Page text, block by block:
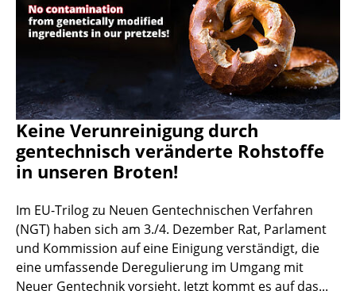
Keine Verunreinigung durch
gentechnisch veränderte Rohstoffe
in unseren Broten!
Im EU-Trilog zu Neuen Gentechnischen Verfahren
(NGT) haben sich am 3./4. Dezember Rat, Parlament
und Kommission auf eine Einigung verständigt, die
eine umfassende Deregulierung im Umgang mit
Neuer Gentechnik vorsieht. Jetzt kommt es auf das...